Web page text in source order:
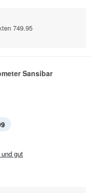
749.95
Sansibar
gut